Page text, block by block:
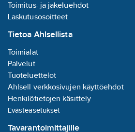
Toimitus- ja jakeluehdot
Laskutusosoitteet
Tietoa Ahlsellista
Toimialat
Palvelut
Tuoteluettelot
Ahlsell verkkosivujen käyttöehdot
Henkilötietojen käsittely
Evästeasetukset
Tavarantoimittajille